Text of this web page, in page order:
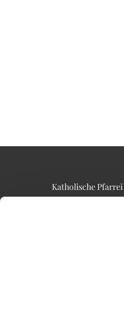
Katholische
Alt-Lietzow 23